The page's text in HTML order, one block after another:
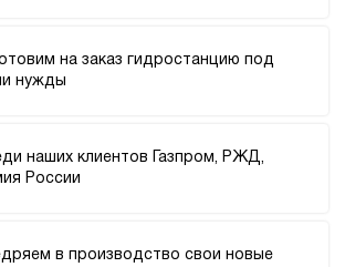
на заказ гидростанцию под
нужды
наших клиентов Газпром, РЖД,
России
в производство свои новые